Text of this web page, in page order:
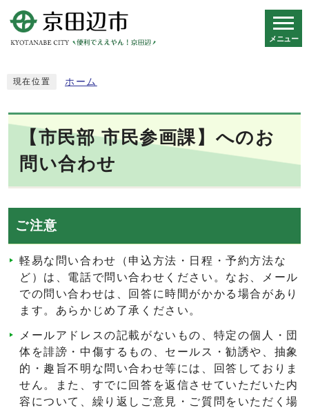
メニュー
現在位置 ホーム
【市民部 市民参画課】へのお
問い合わせ
ご注意
軽易な問い合わせ（申込方法・日程・予約方法な
ど）は、電話で問い合わせください。なお、メール
での問い合わせは、回答に時間がかかる場合があり
ます。あらかじめ了承ください。
メールアドレスの記載がないもの、特定の個人・団
体を誹謗・中傷するもの、セールス・勧誘や、抽象
的・趣旨不明な問い合わせ等には、回答しておりま
せん。また、すでに回答を返信させていただいた内
容について、繰り返しご意見・ご質問をいただく場